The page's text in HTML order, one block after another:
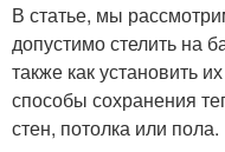
В статье, мы
допустимо стелить на
также как установить
способы сохранения
стен, потолка или пола.